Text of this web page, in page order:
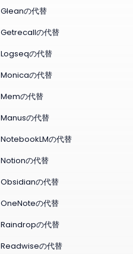
Gleanの代替
Getrecallの代替
Logseqの代替
Monicaの代替
Memの代替
Manusの代替
NotebookLMの代替
Notionの代替
Obsidianの代替
OneNoteの代替
Raindropの代替
Readwiseの代替